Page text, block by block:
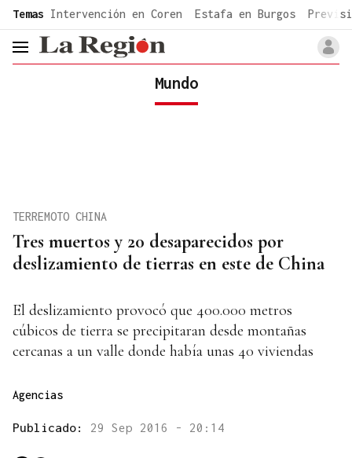
common.go-to-content
Temas Intervención en Coren Estafa en Burgos
header.menu.open
Mundo
Tres muertos y 20 desaparecidos por
deslizamiento de tierras en este de China
TERREMOTO CHINA
El deslizamiento provocó que 400.000 metros
cúbicos de tierra se precipitaran desde montañas
cercanas a un valle donde había unas 40 viviendas
Agencias
Publicado: 29 Sep 2016 - 20:14